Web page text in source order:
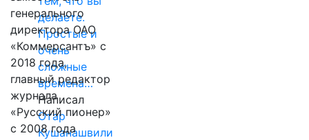
делаете.
Простые и
очень
сложные
времена…
Написал
Отар
Кушанашвили
генерального
директора ОАО
«Коммерсантъ» с
2018 года,
главный редактор
журнала
«Русский пионер»
с 2008 года